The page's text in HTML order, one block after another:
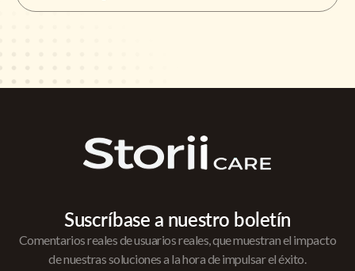
Suscríbase a nuestro boletín
Comentarios reales de usuarios reales, que muestran el impacto
de nuestras soluciones a la hora de impulsar el éxito.